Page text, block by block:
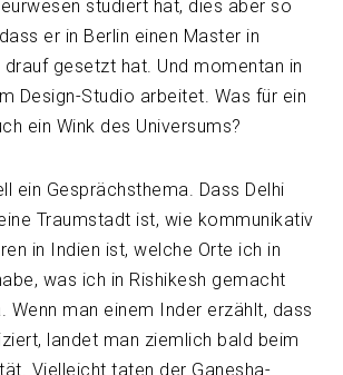
studiert hat, dies aber so
er in Berlin einen Master in
drauf gesetzt hat. Und momentan in
Design-Studio arbeitet. Was für ein
ein Wink des Universums?
ein Gesprächsthema. Dass Delhi
Traumstadt ist, wie kommunikativ
in Indien ist, welche Orte ich in
was ich in Rishikesh gemacht
Wenn man einem Inder erzählt, dass
landet man ziemlich bald beim
Vielleicht taten der Ganesha-